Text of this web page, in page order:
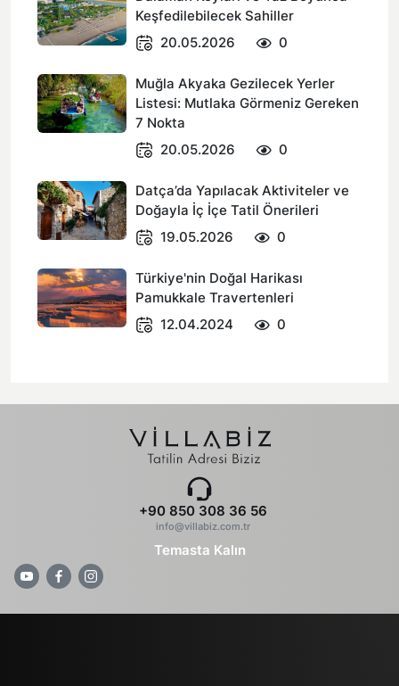
Keşfedilebilecek Sahiller
20.05.2026
0
Muğla Akyaka Gezilecek Yerler
Listesi: Mutlaka Görmeniz Gereken
7 Nokta
20.05.2026
0
Datça’da Yapılacak Aktiviteler ve
Doğayla İç İçe Tatil Önerileri
19.05.2026
0
Türkiye'nin Doğal Harikası
Pamukkale Travertenleri
12.04.2024
0
+90 850 308 36 56
info@villabiz.com.tr
Temasta Kalın